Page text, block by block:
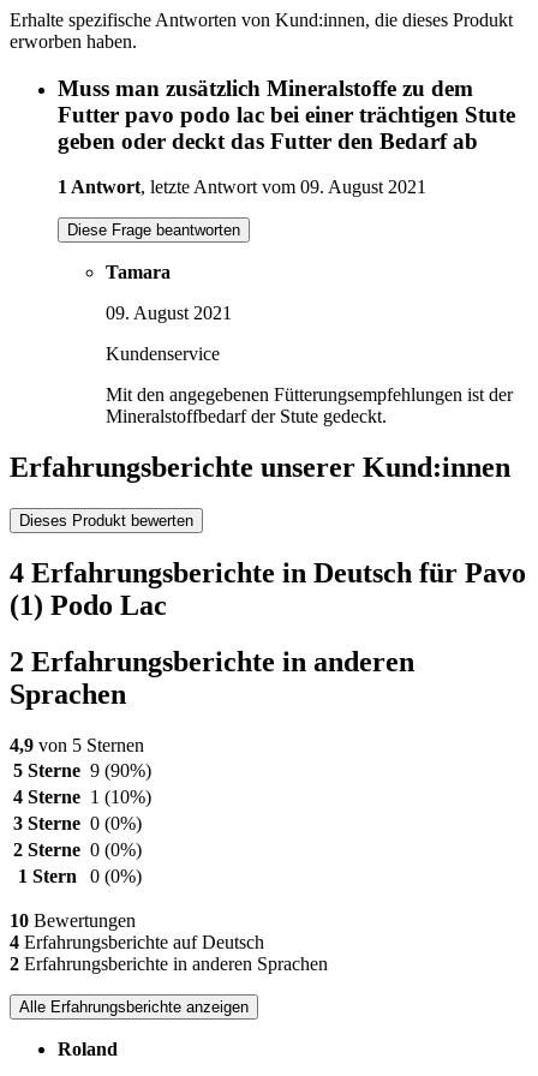
Erhalte spezifische Antworten von Kund:innen, die dieses Produkt
erworben haben.
Muss man zusätzlich Mineralstoffe zu dem
Futter pavo podo lac bei einer trächtigen Stute
geben oder deckt das Futter den Bedarf ab
1 Antwort, letzte Antwort vom 09. August 2021
Diese Frage beantworten
Tamara
09. August 2021
Kundenservice
Mit den angegebenen Fütterungsempfehlungen ist der
Mineralstoffbedarf der Stute gedeckt.
Erfahrungsberichte unserer Kund:innen
Dieses Produkt bewerten
4 Erfahrungsberichte in Deutsch für Pavo
(1) Podo Lac
2 Erfahrungsberichte in anderen
Sprachen
4,9 von 5 Sternen
5 Sterne 9 (90%)
4 Sterne 1 (10%)
3 Sterne 0 (0%)
2 Sterne 0 (0%)
1 Stern
0 (0%)
10 Bewertungen
4 Erfahrungsberichte auf Deutsch
2 Erfahrungsberichte in anderen Sprachen
Alle Erfahrungsberichte anzeigen
Roland